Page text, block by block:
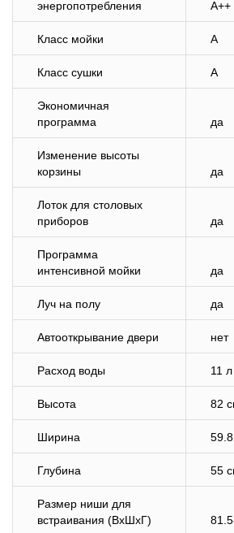
энергопотребления A++
Класс мойки A
Класс сушки A
Экономичная
программа
да
Изменение высоты
корзины
да
Лоток для столовых
приборов
да
Программа
интенсивной мойки
да
Луч на полу да
Автооткрывание двери нет
Расход воды 11 л
Высота 82
Ширина
Глубина 55
Размер ниши для
встраивания (ВхШхГ)